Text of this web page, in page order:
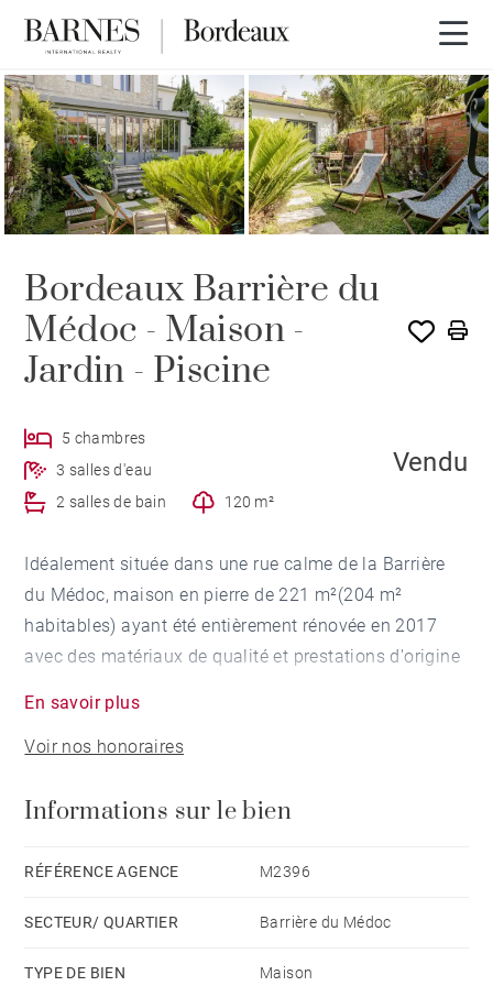
VENDU PAR BARNES
Bordeaux Barrière du
Médoc - Maison -
Jardin - Piscine
5 chambres
3 salles d'eau
2 salles de bain
120 m²
Vendu
Idéalement située dans une rue calme de la Barrière
du Médoc, maison en pierre de 221 m²(204 m²
habitables) ayant été entièrement rénovée en 2017
avec des matériaux de qualité et prestations d'origine
double séjour ouvert sur le jardin et la piscine
(chauffée et volet immergé) par une grande verrière,
deux chambres avec chacune sa salle de douche côté
rampants avec espace dressing, salle de bains et
espace bureau.
En savoir plus
Voir nos honoraires
Informations sur le bien
RÉFÉRENCE AGENCE M2396
SECTEUR/ QUARTIER Barrière du Médoc
TYPE DE BIEN Maison